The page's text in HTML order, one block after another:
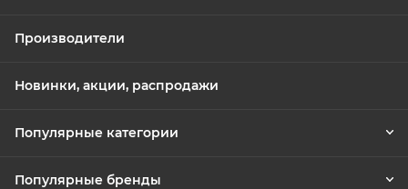
Производители
Новинки, акции, распродажи
Популярные категории
Популярные бренды